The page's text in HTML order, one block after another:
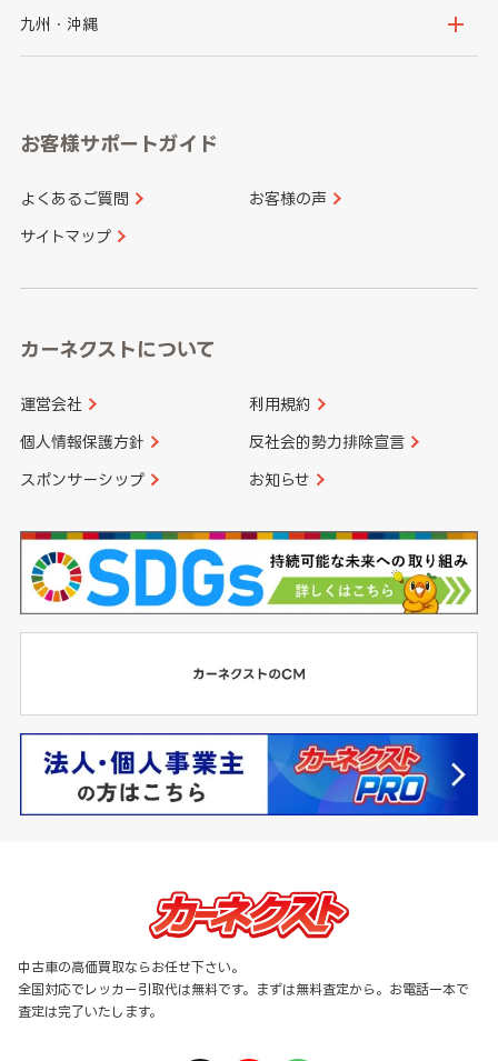
山梨県
愛知県
京都府
和歌山県
鳥取県
山口県
香川県 愛媛県
九州・沖縄
長崎県
大分県 宮崎県
お客様サポートガイド
よくあるご質問 お客様の声
サイトマップ
カーネクストについて
運営会社 利用規約
個人情報保護方針 反社会的勢力排除宣言
スポンサーシップ お知らせ
中古車の高価買取ならお任せ下さい。
全国対応でレッカー引取代は無料です。まずは無料査定から。お電話一本で
査定は完了いたします。